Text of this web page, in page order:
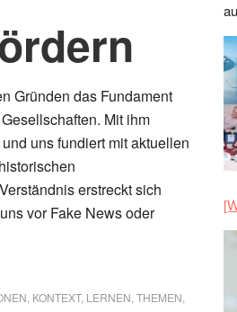
Gründen das Fundament
Mit ihm
uns fundiert mit aktuellen
erstreckt sich
vor Fake News oder
KONTEXT, LERNEN THEMEN